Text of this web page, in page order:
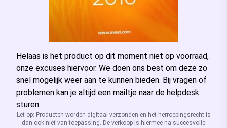
Helaas is het product op dit moment niet op voorraad,
onze excuses hiervoor. We doen ons best om deze zo
snel mogelijk weer aan te kunnen bieden. Bij vragen of
problemen kan je altijd een mailtje naar de helpdesk
sturen.
Let op: Producten worden digitaal verzonden en het herroepingsrecht is
dan ook niet van toepassing. De verkoop is hiermee na succesvolle